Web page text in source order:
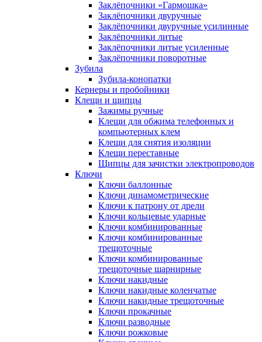
Заклёпочники «Гармошка»
Заклёпочники двуручные
Заклёпочники двуручные усилинные
Заклёпочники литые
Заклёпочники литые усиленные
Заклёпочники поворотные
Зубила
Зубила-конопатки
Кернеры и пробойники
Клещи и щипцы
Зажимы ручные
Клещи для обжима телефонных и
компьютерных клем
Клещи для снятия изоляции
Клещи переставные
Щипцы для зачистки электропроводов
Ключи
Ключи баллонные
Ключи динамометрические
Ключи к патрону от дрели
Ключи кольцевые ударные
Ключи комбинированные
Ключи комбинированные
трещоточные
Ключи комбинированные
трещоточные шарнирные
Ключи накидные
Ключи накидные коленчатые
Ключи накидные трещоточные
Ключи прокачные
Ключи разводные
Ключи рожковые